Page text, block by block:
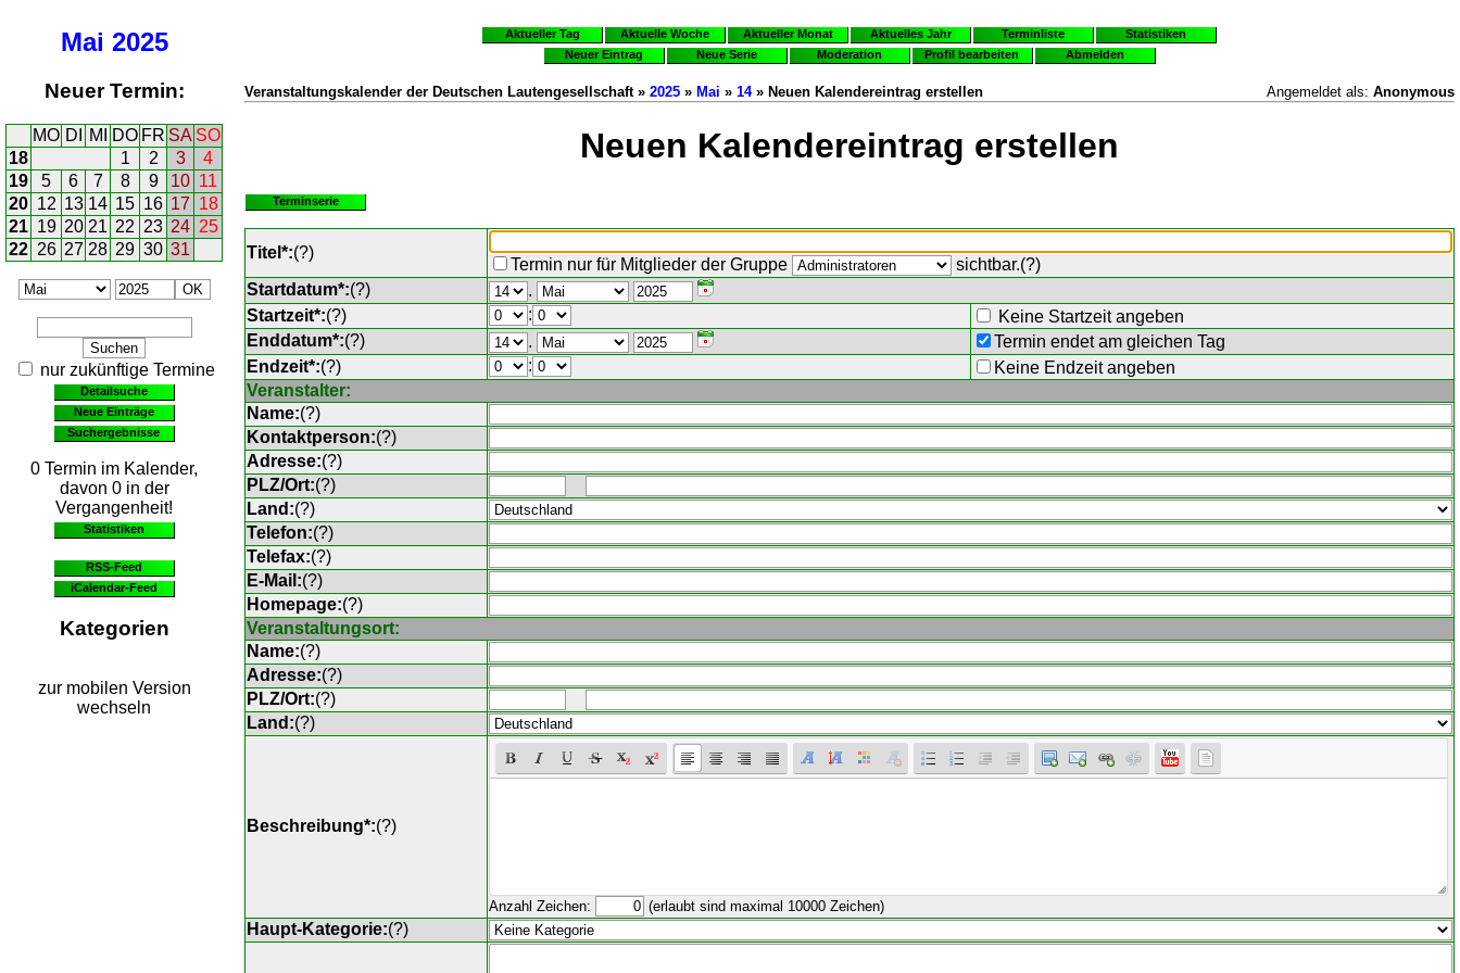
Mai 2025
Neuer Termin:
MO DI MI DO FR SA SO
18
1 2 3
4
19
5 6 7 8 9 10 11
20 12 13 14 15 16 17 18
21 19 20 21 22 23 24 25
22 26 27 28 29 30 31
nur zukünftige Termine
Detailsuche
Neue Einträge
Suchergebnisse
0 Termin im Kalender,
davon 0 in der
Vergangenheit!
Statistiken
RSS-Feed
iCalendar-Feed
Kategorien
zur mobilen Version
wechseln
Aktueller Tag Aktuelle Woche Aktueller Monat Aktuelles Jahr Terminliste
Statistiken
Neuer Eintrag
Neue Serie Moderation Profil bearbeiten Abmelden
Veranstaltungskalender der Deutschen Lautengesellschaft » 2025 » Mai » 14» Neuen Kalendereintrag erstellen Angemeldet als: Anonymous
Neuen Kalendereintrag erstellen
Terminserie
Titel*:(?)
Termin nur für Mitglieder der Gruppe sichtbar.(?)
Startdatum*:(?)
.
Startzeit*:(?) :
Keine Startzeit angeben
Enddatum*:(?) .
Termin endet am gleichen Tag
Endzeit*:(?) :
Keine Endzeit angeben
Veranstalter:
Name:(?)
Kontaktperson:(?)
Adresse:(?)
PLZ/Ort:(?)
Land:(?)
Telefon:(?)
Telefax:(?)
E-Mail:(?)
Homepage:(?)
Veranstaltungsort:
Name:(?)
Adresse:(?)
PLZ/Ort:(?)
Land:(?)
Beschreibung*:(?)
Anzahl Zeichen: (erlaubt sind maximal 10000 Zeichen)
Haupt-Kategorie:(?)